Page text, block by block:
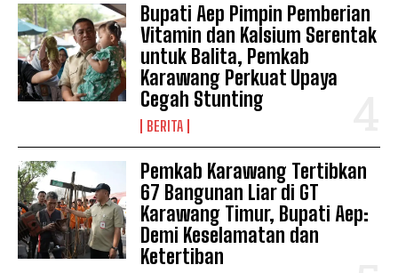
SUBSCRIBE NOW
Bupati Aep Pimpin Pemberian
Vitamin dan Kalsium Serentak
untuk Balita, Pemkab
Karawang Perkuat Upaya
Cegah Stunting
BERITA
Pemkab Karawang Tertibkan
67 Bangunan Liar di GT
Karawang Timur, Bupati Aep:
Demi Keselamatan dan
Ketertiban